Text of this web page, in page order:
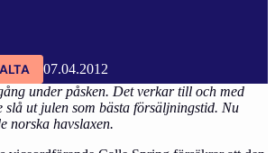
07.04.2012
under påsken. Det verkar till och med
slå ut julen som bästa försäljningstid. Nu
norska havslaxen.